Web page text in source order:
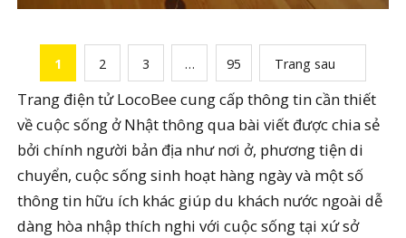
1 2 3 … 95 Trang sau
Trang điện tử LocoBee cung cấp thông tin cần thiết
về cuộc sống ở Nhật thông qua bài viết được chia sẻ
bởi chính người bản địa như nơi ở, phương tiện di
chuyển, cuộc sống sinh hoạt hàng ngày và một số
thông tin hữu ích khác giúp du khách nước ngoài dễ
dàng hòa nhập thích nghi với cuộc sống tại xứ sở